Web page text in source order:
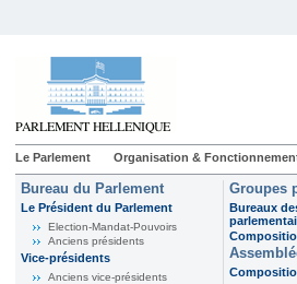
Le Parlement Organisation &
Bureau du Parlement
Le Président du Parlement
Election-Mandat-Pouvoirs
Anciens présidents
Vice-présidents
Anciens vice-présidents
Groupes
Bureaux